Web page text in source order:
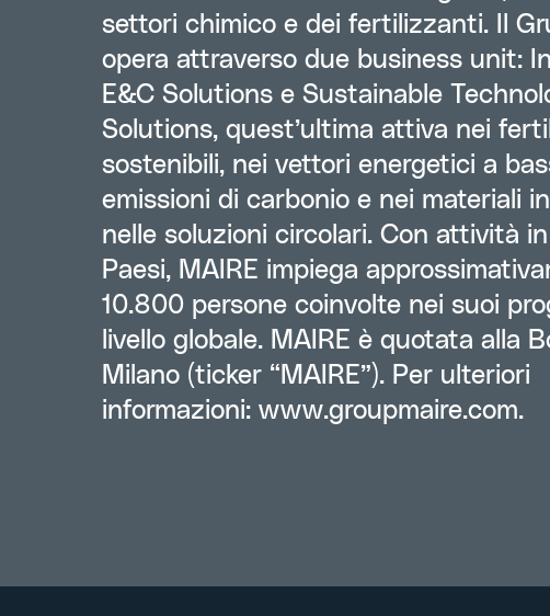
settori chimico e dei fertilizzanti. Il
opera attraverso due business unit:
E&C Solutions e Sustainable
Solutions, quest’ultima attiva nei
sostenibili, nei vettori energetici a
emissioni di carbonio e nei materiali
nelle soluzioni circolari. Con attività
Paesi, MAIRE impiega
10.800 persone coinvolte nei suoi
livello globale. MAIRE è quotata alla
Milano (ticker “MAIRE”). Per ulteriori
informazioni: www.groupmaire.com.